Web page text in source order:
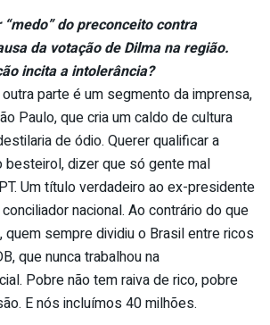
do preconceito contra
da votação de Dilma na região.
incita a intolerância?
parte é um segmento da imprensa,
Paulo, que cria um caldo de cultura
de ódio. Querer qualificar a
besteirol, dizer que só gente mal
Um título verdadeiro ao ex-presidente
nacional. Ao contrário do que
quem sempre dividiu o Brasil entre ricos
que nunca trabalhou na
Pobre não tem raiva de rico, pobre
E nós incluímos 40 milhões.